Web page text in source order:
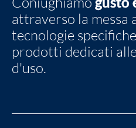
attraverso la messa
tecnologie
prodotti dedicati
d'uso.